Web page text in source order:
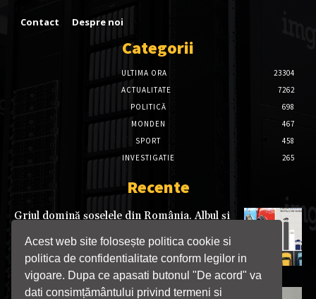
Acest web site folosește politica cookie si
politica de confidentialitate conform legilor in
vigoare. Dupa ce apasati butonul "De acord" va
dati consimțământului privind termeni si
Contact Despre noi
Categorii
ULTIMA ORA
23304
ACTUALITATE
7262
POLITICĂ
698
MONDEN
467
SPORT
458
INVESTIGATIE
265
Recente
Griul domină șoselele din România. Albul și
șoferilor
06/08/2026
Femeie arestată după ce a încercat să trimită